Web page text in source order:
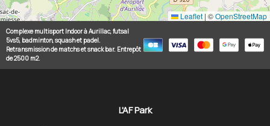
Leaflet | ©OpenStreetMap
Complexe multisport Indoor à Aurillac, futsal
5vs5, badminton, squash et padel.
Retransmission de matchs et snack bar. Entrepôt
de 2500 m2.
L'AF Park